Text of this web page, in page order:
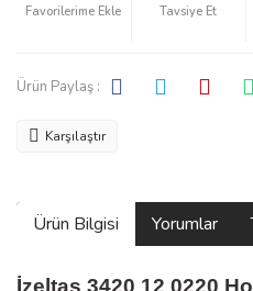
Tavsiye Et
Ürün Paylaş :
Karşılaştır
Ürün Bilgisi Yorumlar
İzeltaş 3420 12 0220